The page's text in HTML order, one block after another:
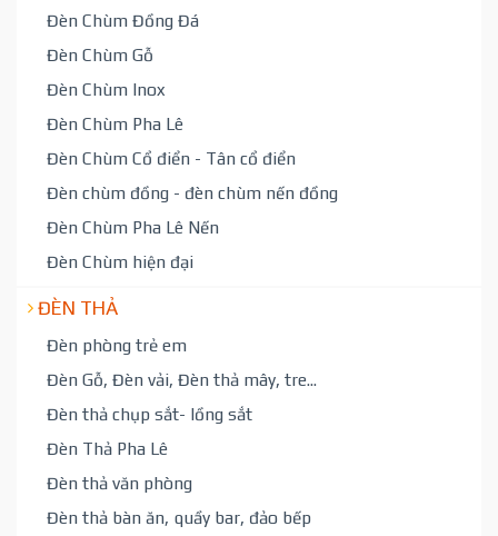
Đèn Chùm Đồng Đá
Đèn Chùm Gỗ
Đèn Chùm Inox
Đèn Chùm Pha Lê
Đèn Chùm Cổ điển - Tân cổ điển
Đèn chùm đồng - đèn chùm nến đồng
Đèn Chùm Pha Lê Nến
Đèn Chùm hiện đại
ĐÈN THẢ
Đèn phòng trẻ em
Đèn Gỗ, Đèn vải, Đèn thả mây, tre...
Đèn thả chụp sắt- lồng sắt
Đèn Thả Pha Lê
Đèn thả văn phòng
Đèn thả bàn ăn, quầy bar, đảo bếp